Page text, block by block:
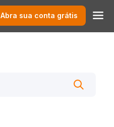
Abra sua conta grátis